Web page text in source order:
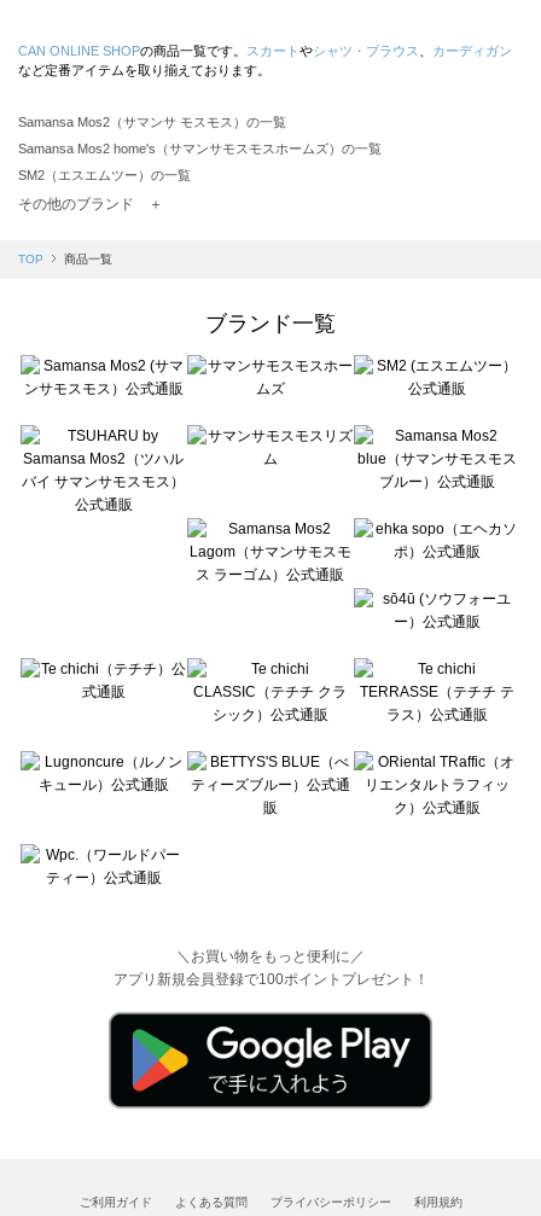
CAN ONLINE SHOPの商品一覧です。 スカート やシャツ・ブラウス
カーディガン
など定番アイテムを取り揃えております。
Samansa Mos2（サマンサ モスモス）の一覧
Samansa Mos2 home's（サマンサモスモスホームズ）の一覧
SM2（エスエムツー）の一覧
TSUHARU by Samansa Mos2（ツハルバイサマンサモスモス）の一覧
Samansa Mos2 blue（サマンサモスモス ブルー）の一覧
Te chichi（テチチ）の一覧
Te chichi CLASSIC（テチチ クラシック）の一覧
Lugnoncure（ルノンキュール）の一覧
BETTY'S BLUE（べティーズブルー）の一覧
Wpc.（ワールドパーティー）の一覧
その他のブランド ＋
TOP 商品一覧
ブランド一覧
＼お買い物をもっと便利に／
アプリ新規会員登録で100ポイントプレゼント！
ご利用ガイド よくある質問 プライバシーポリシー 利用規約